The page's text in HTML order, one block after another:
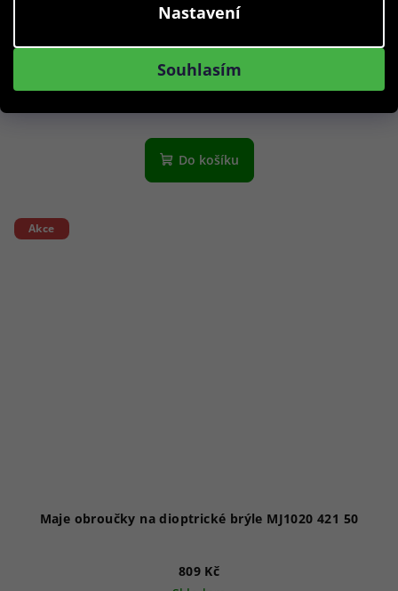
Nastavení
Souhlasím
Maje obroučky na dioptrické brýle MJ1027 104 52
809 Kč
Skladem
Do košíku
Akce
Maje obroučky na dioptrické brýle MJ1020 421 50
809 Kč